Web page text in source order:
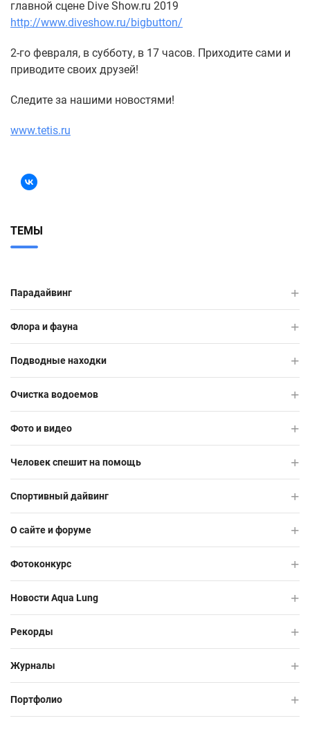
главной сцене Dive Show.ru 2019
http://www.diveshow.ru/bigbutton/
2-го февраля, в субботу, в 17 часов. Приходите сами и
приводите своих друзей!
Следите за нашими новостями!
www.tetis.ru
ТЕМЫ
Парадайвинг
Флора и фауна
Подводные находки
Очистка водоемов
Фото и видео
Человек спешит на помощь
Спортивный дайвинг
О сайте и форуме
Фотоконкурс
Новости Aqua Lung
Рекорды
Журналы
Портфолио